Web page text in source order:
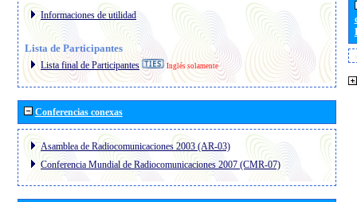
Informaciones de utilidad
Lista de Participantes
Lista final de Participantes Inglés solamente
Conferencias conexas
Asamblea de Radiocomunicaciones 2003 (AR-03)
Conferencia Mundial de Radiocomunicaciones 2007 (CMR-07)